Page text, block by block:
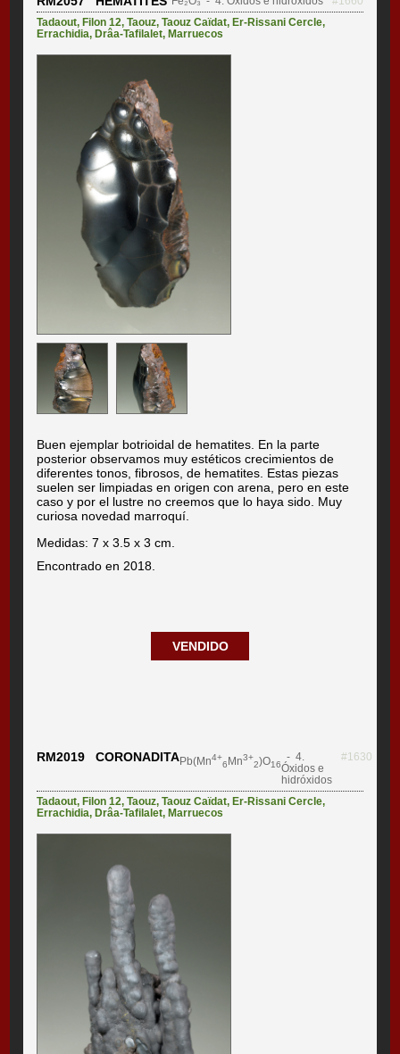
Tadaout, Filon 12,Taouz,Taouz Caïdat, Er-Rissani Cercle,
Errachidia, Drâa-Tafilalet, Marruecos
Buen ejemplar botrioidal de hematites. En la parte
posterior observamos muy estéticos crecimientos de
diferentes tonos, fibrosos, de hematites. Estas piezas
suelen ser limpiadas en origen con arena, pero en este
caso y por el lustre no creemos que lo haya sido. Muy
curiosa novedad marroquí.
Medidas: 7 x 3.5 x 3 cm.
Encontrado en 2018.
VENDIDO
RM2019 CORONADITAPb(Mn4+
6 Mn3+
2)O16
- 4.
Óxidos e
hidróxidos
#1630
Tadaout, Filon 12,Taouz,Taouz Caïdat, Er-Rissani Cercle,
Errachidia, Drâa-Tafilalet, Marruecos